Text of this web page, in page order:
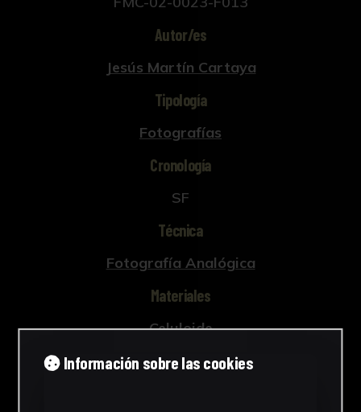
Autor/es
Jesús Martín Cartaya
Tipología
Fotografías
Cronología
SF
Técnica
Fotografía Analógica
Materiales
Celuloide
Información sobre las cookies